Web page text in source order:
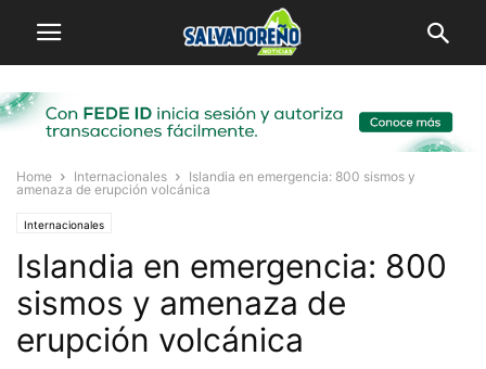
Home Internacionales
Islandia en emergencia: 800 sismos y
amenaza de erupción volcánica
Internacionales
Islandia en emergencia: 800
sismos y amenaza de
erupción volcánica